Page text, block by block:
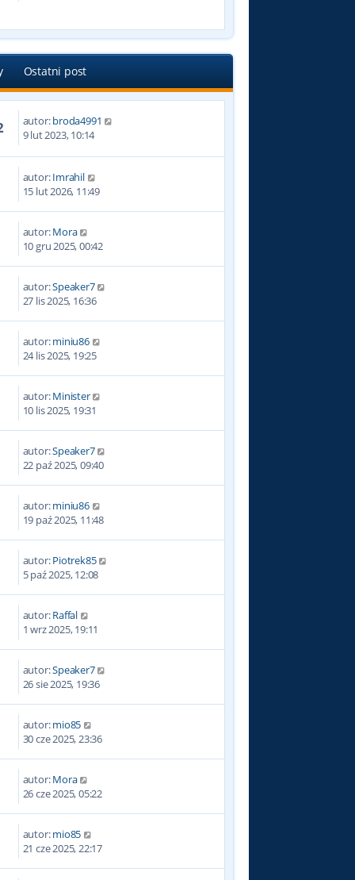
y
p
t
Ostatni post
autor:broda4991
9 lut 2023, 10:14
autor:Imrahil
15 lut 2026, 11:49
autor:Mora
10 gru 2025, 00:42
autor:Speaker7
27 lis 2025, 16:36
autor:miniu86
24 lis 2025, 19:25
autor:Minister
10 lis 2025, 19:31
autor:Speaker7
22 paź 2025, 09:40
autor:miniu86
19 paź 2025, 11:48
autor:Piotrek85
5 paź 2025, 12:08
autor:Raffal
1 wrz 2025, 19:11
autor:Speaker7
26 sie 2025, 19:36
autor:mio85
30 cze 2025, 23:36
autor:Mora
26 cze 2025, 05:22
autor:mio85
21 cze 2025, 22:17